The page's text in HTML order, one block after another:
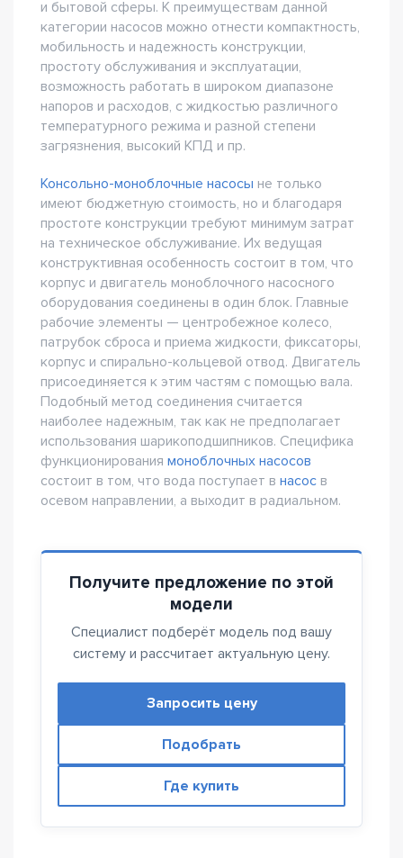
и бытовой сферы. К преимуществам данной
категории насосов можно отнести компактность,
мобильность и надежность конструкции,
простоту обслуживания и эксплуатации,
возможность работать в широком диапазоне
напоров и расходов, с жидкостью различного
температурного режима и разной степени
загрязнения, высокий КПД и пр.
Консольно-моноблочные насосы не только
имеют бюджетную стоимость, но и благодаря
простоте конструкции требуют минимум затрат
на техническое обслуживание. Их ведущая
конструктивная особенность состоит в том, что
корпус и двигатель моноблочного насосного
оборудования соединены в один блок. Главные
рабочие элементы — центробежное колесо,
патрубок сброса и приема жидкости, фиксаторы,
корпус и спирально-кольцевой отвод. Двигатель
присоединяется к этим частям с помощью вала.
Подобный метод соединения считается
наиболее надежным, так как не предполагает
использования шарикоподшипников. Специфика
функционирования моноблочных насосов
состоит в том, что вода поступает в насос в
осевом направлении, а выходит в радиальном.
Получите предложение по этой
модели
Специалист подберёт модель под вашу
систему и рассчитает актуальную цену.
Запросить цену
Подобрать
Где купить